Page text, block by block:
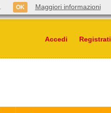
Accedi Registrati
OK Maggiori informazioni